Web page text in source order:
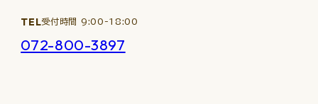
TEL受付時間 9:00-18:00
072-800-3897